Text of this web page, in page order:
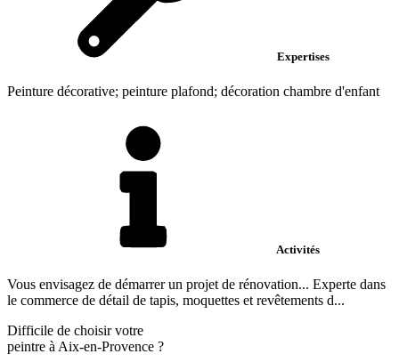
Expertises
Peinture décorative; peinture plafond; décoration chambre d'enfant
Activités
Vous envisagez de démarrer un projet de rénovation... Experte dans
le commerce de détail de tapis, moquettes et revêtements d...
Difficile de choisir votre
peintre à Aix-en-Provence ?